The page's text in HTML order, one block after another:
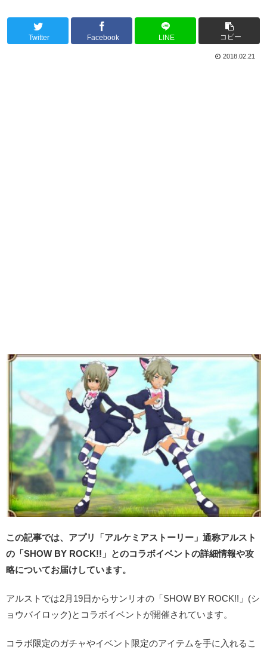
Twitter Facebook LINE コピー
2018.02.21
この記事では、アプリ「アルケミアストーリー」通称アルスト
の「SHOW BY ROCK!!」とのコラボイベントの詳細情報や攻
略についてお届けしています。
アルストでは2月19日からサンリオの「SHOW BY ROCK!!」(シ
ョウバイロック)とコラボイベントが開催されています。
コラボ限定のガチャやイベント限定のアイテムを手に入れるこ